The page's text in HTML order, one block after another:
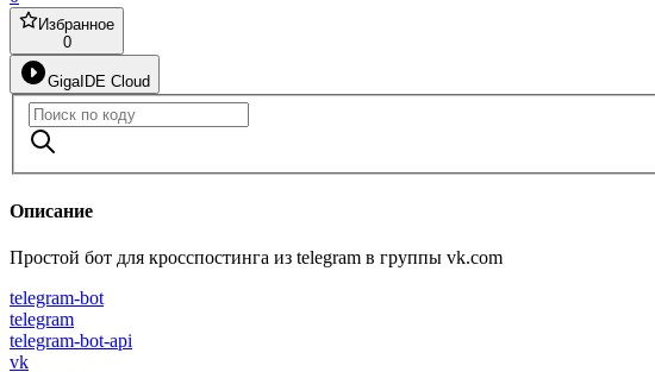
Избранное
0
GigaIDE Cloud
Описание
Простой бот для кросспостинга из telegram в группы vk.com
telegram-bot
telegram
telegram-bot-api
vk